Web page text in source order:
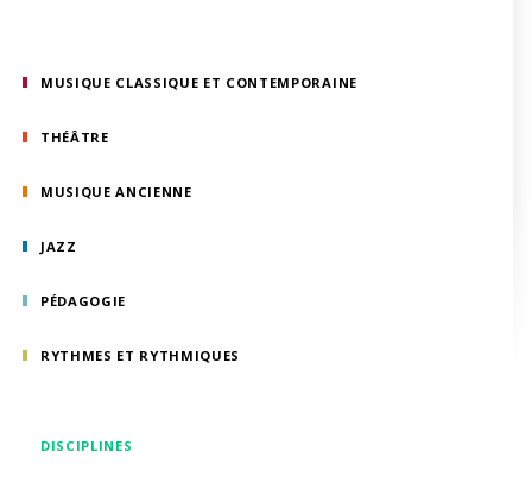
MUSIQUE CLASSIQUE ET CONTEMPORAINE
THÉÂTRE
MUSIQUE ANCIENNE
JAZZ
PÉDAGOGIE
RYTHMES ET RYTHMIQUES
DISCIPLINES